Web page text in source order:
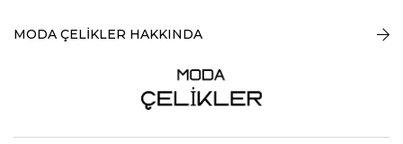
MODA ÇELİKLER HAKKINDA